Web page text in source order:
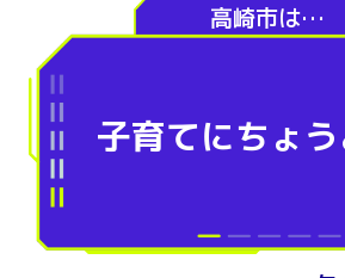
高崎市は…
子育てにちょ